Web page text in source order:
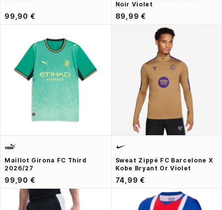
99,90 €
Noir Violet
89,99 €
Maillot Girona FC Third
2026/27
99,90 €
Sweat Zippé FC Barcelone X
Kobe Bryant Or Violet
74,99 €